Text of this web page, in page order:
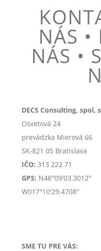
NÁS •
NÁS •
DECS Consulting, spol,
Osvetová 24
prevádzka Mierová 66
SK-821 05 Bratislava
IČO: 313 222 71
GPS: N48°09'03.3012"
W017°10'29.4708"
SME TU PRE VÁS: